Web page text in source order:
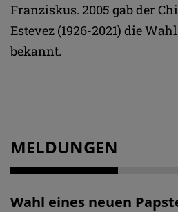
Franziskus. 2005 gab der
Estevez (1926-2021) die
bekannt.
MELDUNGEN
Wahl eines neuen